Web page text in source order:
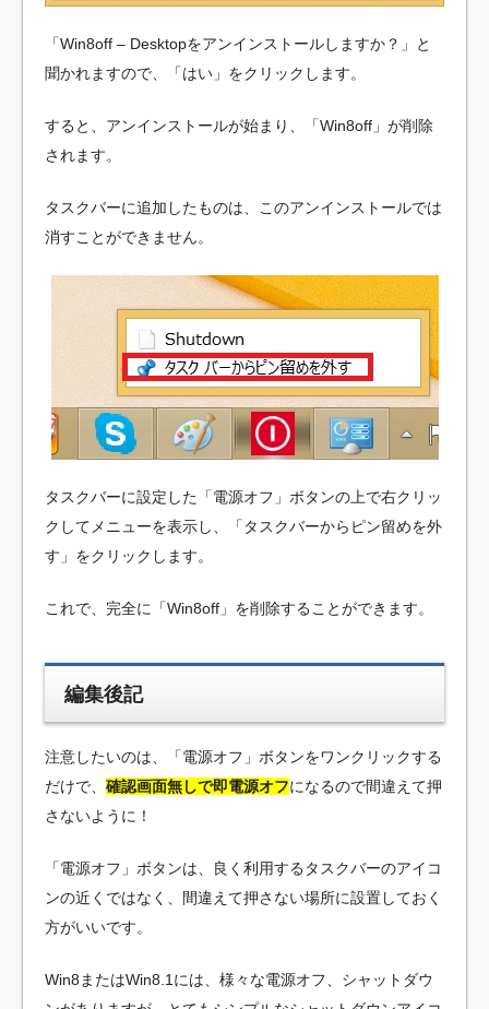
「Win8off – Desktopをアンインストールしますか？」と
聞かれますので、「はい」をクリックします。
すると、アンインストールが始まり、「Win8off」が削除
されます。
タスクバーに追加したものは、このアンインストールでは
消すことができません。
タスクバーに設定した「電源オフ」ボタンの上で右クリッ
クしてメニューを表示し、「タスクバーからピン留めを外
す」をクリックします。
これで、完全に「Win8off」を削除することができます。
編集後記
注意したいのは、「電源オフ」ボタンをワンクリックする
だけで、 確認画面無しで即電源オフになるので間違えて押
さないように！
「電源オフ」ボタンは、良く利用するタスクバーのアイコ
ンの近くではなく、間違えて押さない場所に設置しておく
方がいいです。
Win8またはWin8.1には、様々な電源オフ、シャットダウ